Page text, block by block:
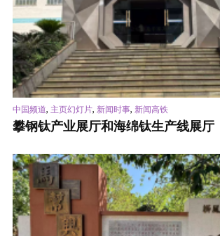
中国频道, 主页幻灯片, 新闻时事, 新闻高铁
攀钢钛产业展厅和海绵钛生产线展厅